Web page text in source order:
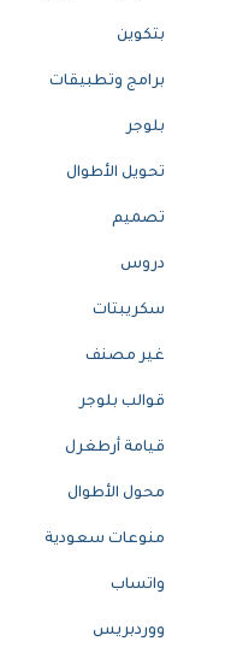
بتكوين
برامج وتطبيقات
بلوجر
تحويل الأطوال
تصميم
دروس
سكريبتات
غير مصنف
قوالب بلوجر
قيامة أرطغرل
محول الأطوال
منوعات سعودية
واتساب
ووردبريس